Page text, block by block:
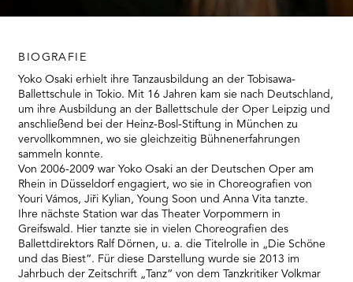
BIOGRAFIE
Yoko Osaki erhielt ihre Tanzausbildung an der Tobisawa-
Ballettschule in Tokio. Mit 16 Jahren kam sie nach Deutschland,
um ihre Ausbildung an der Ballettschule der Oper Leipzig und
anschließend bei der Heinz-Bosl-Stiftung in München zu
vervollkommnen, wo sie gleichzeitig Bühnenerfahrungen
sammeln konnte.
Von 2006-2009 war Yoko Osaki an der Deutschen Oper am
Rhein in Düsseldorf engagiert, wo sie in Choreografien von
Youri Vámos, Jiři Kylian, Young Soon und Anna Vita tanzte.
Ihre nächste Station war das Theater Vorpommern in
Greifswald. Hier tanzte sie in vielen Choreografien des
Ballettdirektors Ralf Dörnen, u. a. die Titelrolle in „Die Schöne
und das Biest“. Für diese Darstellung wurde sie 2013 im
Jahrbuch der Zeitschrift „Tanz“ von dem Tanzkritiker Volkmar